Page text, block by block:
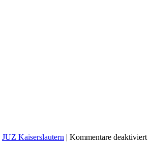
JUZ Kaiserslautern | Kommentare deaktiviertfür